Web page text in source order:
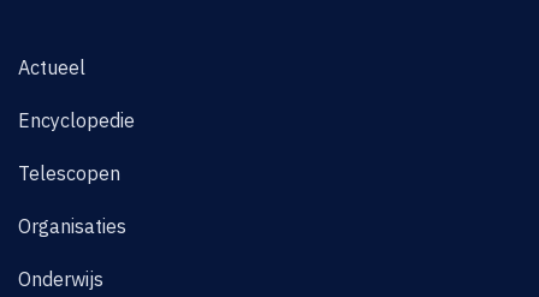
Actueel
Encyclopedie
Telescopen
Organisaties
Onderwijs